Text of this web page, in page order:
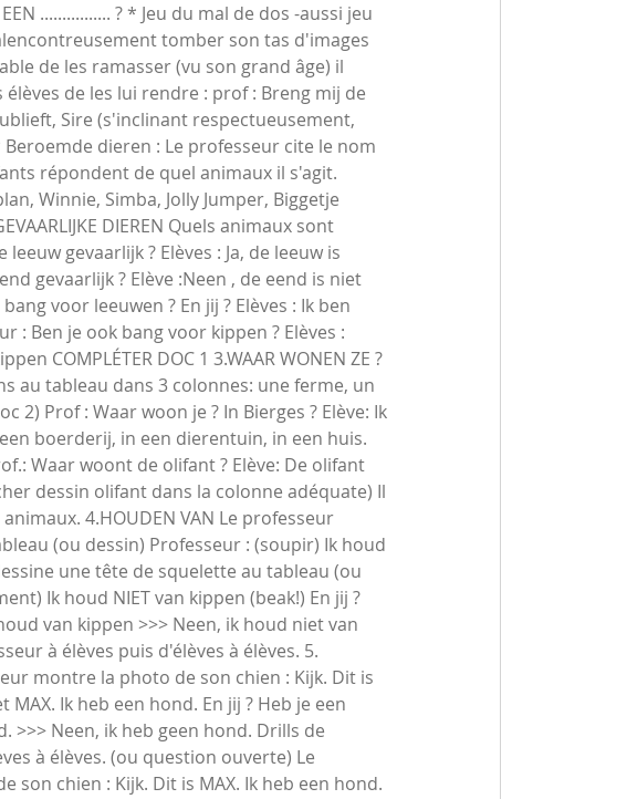
................ ? * Jeu du mal de dos -aussi jeu
tomber son tas d'images
de les ramasser (vu son grand âge) il
de les lui rendre : prof : Breng mij de
Sire (s'inclinant respectueusement,
dieren : Le professeur cite le nom
répondent de quel animaux il s'agit.
Winnie, Simba, Jolly Jumper, Biggetje
DIEREN Quels animaux sont
gevaarlijk ? Elèves : Ja, de leeuw is
gevaarlijk ? Elève :Neen , de eend is niet
voor leeuwen ? En jij ? Elèves : Ik ben
: Ben je ook bang voor kippen ? Elèves :
COMPLÉTER DOC 1 3.WAAR WONEN ZE ?
au tableau dans 3 colonnes: une ferme, un
2) Prof : Waar woon je ? In Bierges ? Elève: Ik
boerderij, in een dierentuin, in een huis.
Waar woont de olifant ? Elève: De olifant
dessin olifant dans la colonne adéquate) Il
4.HOUDEN VAN Le professeur
(ou dessin) Professeur : (soupir) Ik houd
une tête de squelette au tableau (ou
Ik houd NIET van kippen (beak!) En jij ?
van kippen >>> Neen, ik houd niet van
à élèves puis d'élèves à élèves. 5.
montre la photo de son chien : Kijk. Dit is
MAX. Ik heb een hond. En jij ? Heb je een
>>> Neen, ik heb geen hond. Drills de
à élèves. (ou question ouverte) Le
son chien : Kijk. Dit is MAX. Ik heb een hond.